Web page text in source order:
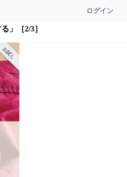
ログイン
」［2/3］
お試し